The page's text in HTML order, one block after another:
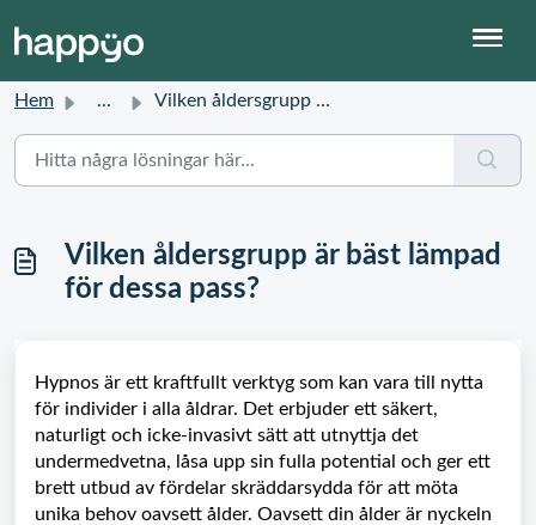
Hem ... Vilken åldersgrupp är bäst lämpad för dessa pass?
Vilken åldersgrupp är bäst lämpad
för dessa pass?
Hypnos är ett kraftfullt verktyg som kan vara till nytta
för individer i alla åldrar. Det erbjuder ett säkert,
naturligt och icke-invasivt sätt att utnyttja det
undermedvetna, låsa upp sin fulla potential och ger ett
brett utbud av fördelar skräddarsydda för att möta
unika behov oavsett ålder. Oavsett din ålder är nyckeln